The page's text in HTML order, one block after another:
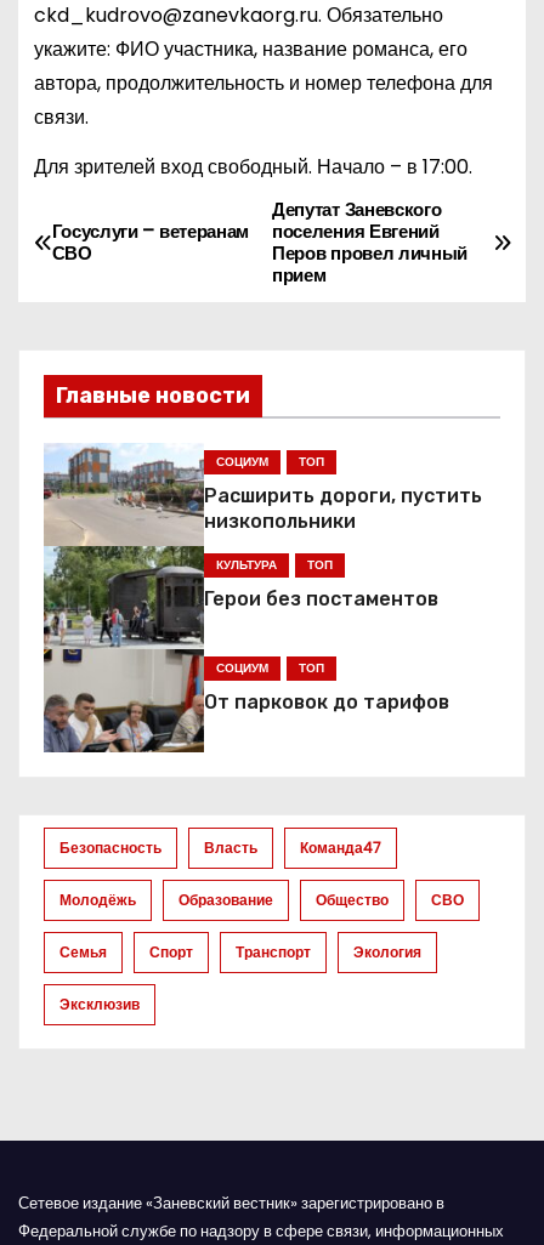
ckd_kudrovo@zanevkaorg.ru. Обязательно
укажите: ФИО участника, название романса, его
автора, продолжительность и номер телефона для
связи.
Для зрителей вход свободный. Начало – в 17:00.
Н
и
г
а
ц
и
я
п
о
а
п
и
с
я
Депутат Заневского
поселения Евгений
Перов провел личный
прием
Госуслуги – ветеранам
СВО
Главные новости
СОЦИУМ ТОП
Расширить дороги, пустить
низкопольники
КУЛЬТУРА ТОП
Герои без постаментов
СОЦИУМ ТОП
От парковок до тарифов
Безопасность Власть Команда47
Молодёжь Образование Общество СВО
Семья Спорт Транспорт Экология
Эксклюзив
Сетевое издание «Заневский вестник» зарегистрировано в
Федеральной службе по надзору в сфере связи, информационных